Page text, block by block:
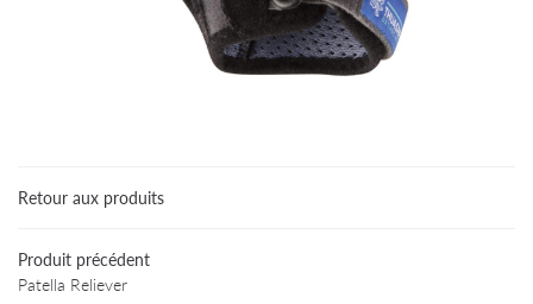
Produits
Retour aux produits
Produit précédent
Patella Reliever